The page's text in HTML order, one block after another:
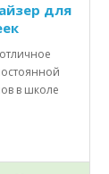
для
в школе